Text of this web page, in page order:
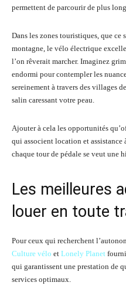
permettent de parcourir de plus
Dans les zones touristiques, que ce
montagne, le vélo électrique
l’on rêverait marcher. Imaginez
endormi pour contempler les
sereinement à travers des villages
salin caressant votre peau.
Ajouter à cela les opportunités
qui associent location et assistance
chaque tour de pédale se veut une
Les meilleures
louer en toute
Pour ceux qui recherchent
Culture vélo et Lonely Planet
qui garantissent une prestation de
services optimaux.